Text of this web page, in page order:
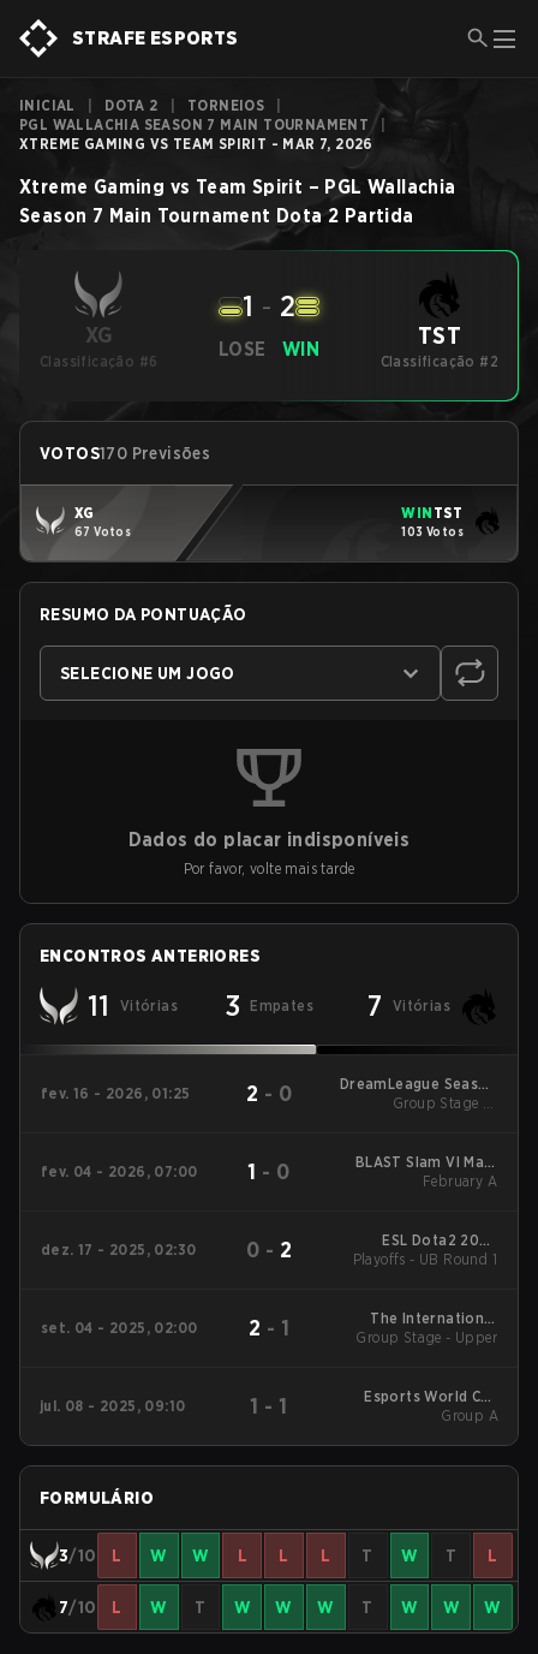
STRAFE ESPORTS
INICIAL DOTA 2 TORNEIOS
PGL WALLACHIA SEASON 7 MAIN TOURNAMENT
XTREME GAMING VS TEAM SPIRIT - MAR 7, 2026
Xtreme Gaming vs Team Spirit – PGL Wallachia
Season 7 Main Tournament Dota 2 Partida
XG
Classificação #6
LOSE
1 - 2
WIN TST
Classificação #2
VOTOS170 Previsões
XG
67 Votos
WIN TST
103 Votos
RESUMO DA PONTUAÇÃO
SELECIONE UM JOGO
Dados do placar indisponíveis
Por favor, volte mais tarde
ENCONTROS ANTERIORES
11 Vitórias 3 Empates 7 Vitórias
fev. 16 - 2026, 01:25 2 - 0
DreamLeague Season
28
Group Stage 1 -
fev. 04 - 2026, 07:00 1 - 0
BLAST Slam VI Main
Tournament
February A
dez. 17 - 2025, 02:30 0 - 2
ESL Dota2 2025
DreamLeague Season
Playoffs - UB Round 1
set. 04 - 2025, 02:00 2 - 1
The International
2025 Main Event
Group Stage - Upper
jul. 08 - 2025, 09:10 1 - 1
Esports World Cup
2025 Dota2
Group A
FORMULÁRIO
3/10 L W W L L L T W T L
7/10 L W T W W W T W W W